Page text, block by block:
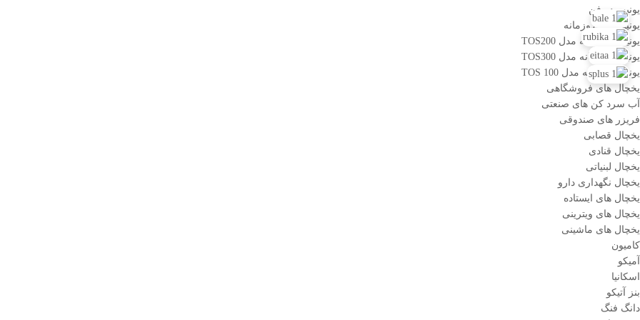
یونیت دو فن
یونیت های دوزمانه
یونیت دو زمانه مدل TOS200
یونیت دو زمانه مدل TOS300
یونیت دوزمانه مدل TOS 100
یخچال های فروشگاهی
آب سرد کن های صنعتی
فریزر های صندوقی
یخچال قصابی
یخچال قنادی
یخچال لبنیاتی
یخچال نگهداری دارو
یخچال های ایستاده
یخچال های ویترینی
یخچال های ماشینی
کامیون
آمیکو
اسکانیا
بنز آتیکو
دانگ فنگ